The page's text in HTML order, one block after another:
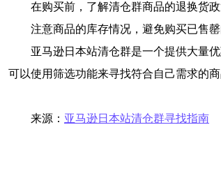
在购买前，了解清仓群商品的退换货
注意商品的库存情况，避免购买已售罄
亚马逊日本站清仓群是一个提供大量
可以使用筛选功能来寻找符合自己需求的
来源： 亚马逊日本站清仓群寻找指南